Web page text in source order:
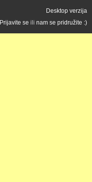
Desktop verzija
Prijavite se ili nam se pridružite :)